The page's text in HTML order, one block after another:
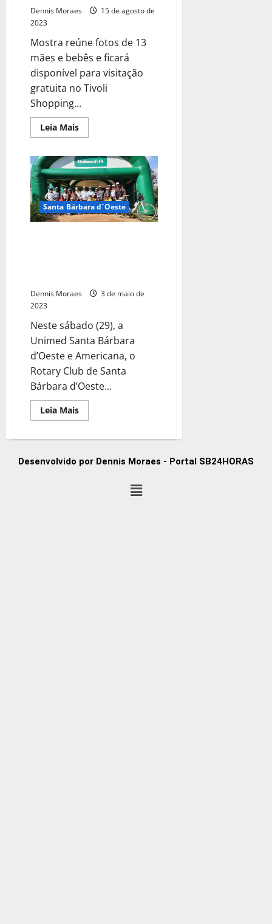
Dennis Moraes
15 de agosto de
2023
Mostra reúne fotos de 13
mães e bebês e ficará
disponível para visitação
gratuita no Tivoli
Shopping...
Leia Mais
Santa Bárbara d´Oeste
Dennis Moraes
3 de maio de
2023
Neste sábado (29), a
Unimed Santa Bárbara
d’Oeste e Americana, o
Rotary Club de Santa
Bárbara d’Oeste...
Leia Mais
Desenvolvido por Dennis Moraes - Portal SB24HORAS